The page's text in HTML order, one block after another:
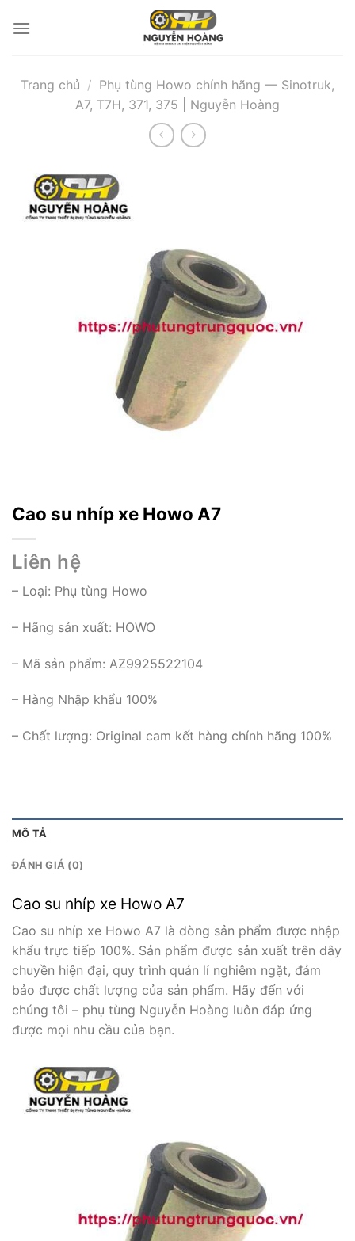
qua
Trang chủ / Phụ tùng Howo chính hãng — Sinotruk,
A7, T7H, 371, 375 | Nguyễn Hoàng
Cao su nhíp xe Howo A7
Liên hệ
– Loại: Phụ tùng Howo
– Hãng sản xuất: HOWO
– Mã sản phẩm: AZ9925522104
– Hàng Nhập khẩu 100%
– Chất lượng: Original cam kết hàng chính hãng 100%
MÔ TẢ
ĐÁNH GIÁ (0)
Cao su nhíp xe Howo A7
Cao su nhíp xe Howo A7 là dòng sản phẩm được nhập
khẩu trực tiếp 100%. Sản phẩm được sản xuất trên dây
chuyền hiện đại, quy trình quản lí nghiêm ngặt, đảm
bảo được chất lượng của sản phẩm. Hãy đến với
chúng tôi – phụ tùng Nguyễn Hoàng luôn đáp ứng
được mọi nhu cầu của bạn.